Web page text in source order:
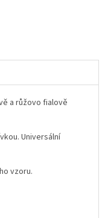
a růžovo fialově
Universální
vzoru.